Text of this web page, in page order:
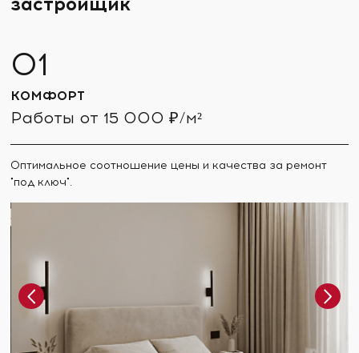
КОМФОРТ
Работы от 15 000 ₽/м²
Оптимальное соотношение цены и качества за ремонт
"под ключ".